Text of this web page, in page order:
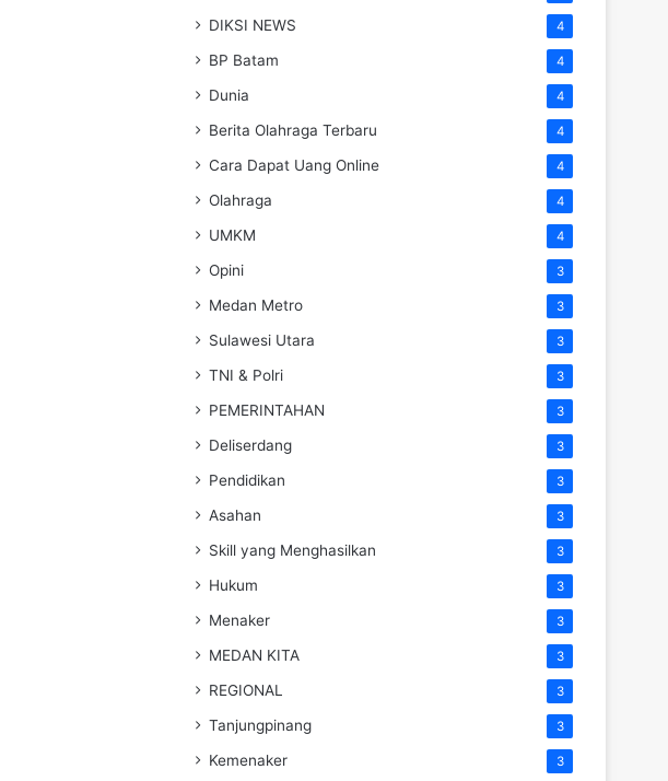
DIKSI NEWS 4
BP Batam 4
Dunia 4
Berita Olahraga Terbaru 4
Cara Dapat Uang Online 4
Olahraga 4
UMKM 4
Opini 3
Medan Metro 3
Sulawesi Utara 3
TNI & Polri 3
PEMERINTAHAN 3
Deliserdang 3
Pendidikan 3
Asahan 3
Skill yang Menghasilkan 3
Hukum 3
Menaker 3
MEDAN KITA 3
REGIONAL 3
Tanjungpinang 3
Kemenaker 3